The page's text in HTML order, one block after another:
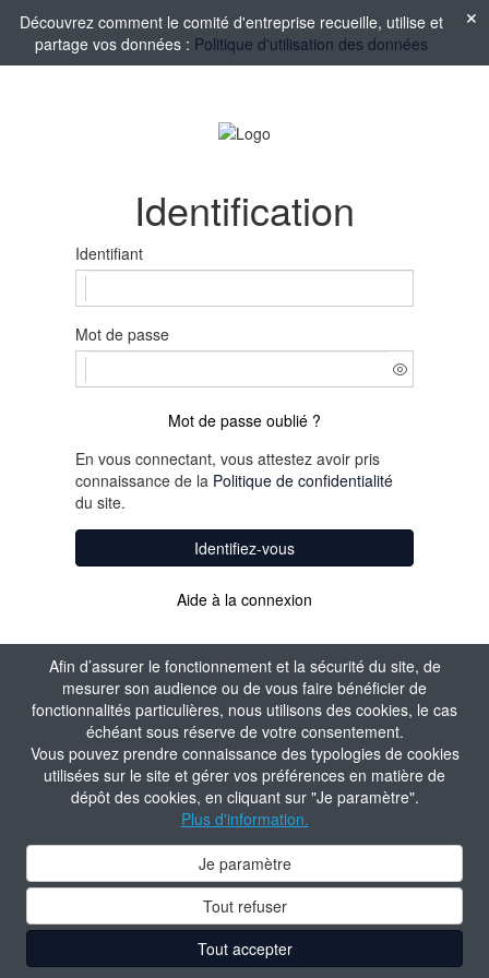
Afin d’assurer le fonctionnement et la sécurité du site, de
mesurer son audience ou de vous faire bénéficier de
fonctionnalités particulières, nous utilisons des cookies, le cas
échéant sous réserve de votre consentement.
Vous pouvez prendre connaissance des typologies de cookies
utilisées sur le site et gérer vos préférences en matière de
dépôt des cookies, en cliquant sur "Je paramètre".
Plus d'information.
Je paramètre
Tout refuser
Tout accepter
Découvrez comment le comité d'entreprise recueille, utilise et
partage vos données : Politique d'utilisation des données
Identification
Identifiant
Mot de passe
Mot de passe oublié ?
En vous connectant, vous attestez avoir pris
connaissance de la Politique de confidentialité
du site.
Identifiez-vous
Aide à la connexion